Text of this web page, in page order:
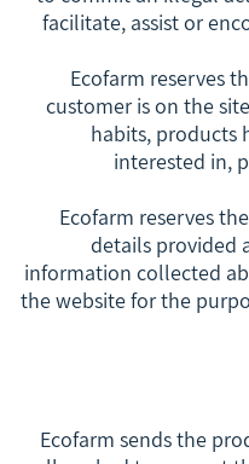
facilitate, assist or
7.9 Ecofarm
customer is on the
habits, products
interested in,
7.10 Ecofarm
details provided
information collected
the website for the
Ecofarm sends the